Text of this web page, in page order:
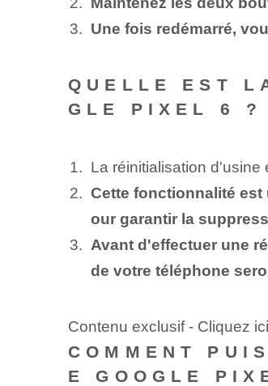
Une fois redémarré,
QUELLE EST
GLE PIXEL 6 ?
La réinitialisation
Cette fonctionnalité
our garantir la
Avant d'effectuer une
de votre téléphone
Contenu exclusif - Cliquez
COMMENT
E GOOGLE